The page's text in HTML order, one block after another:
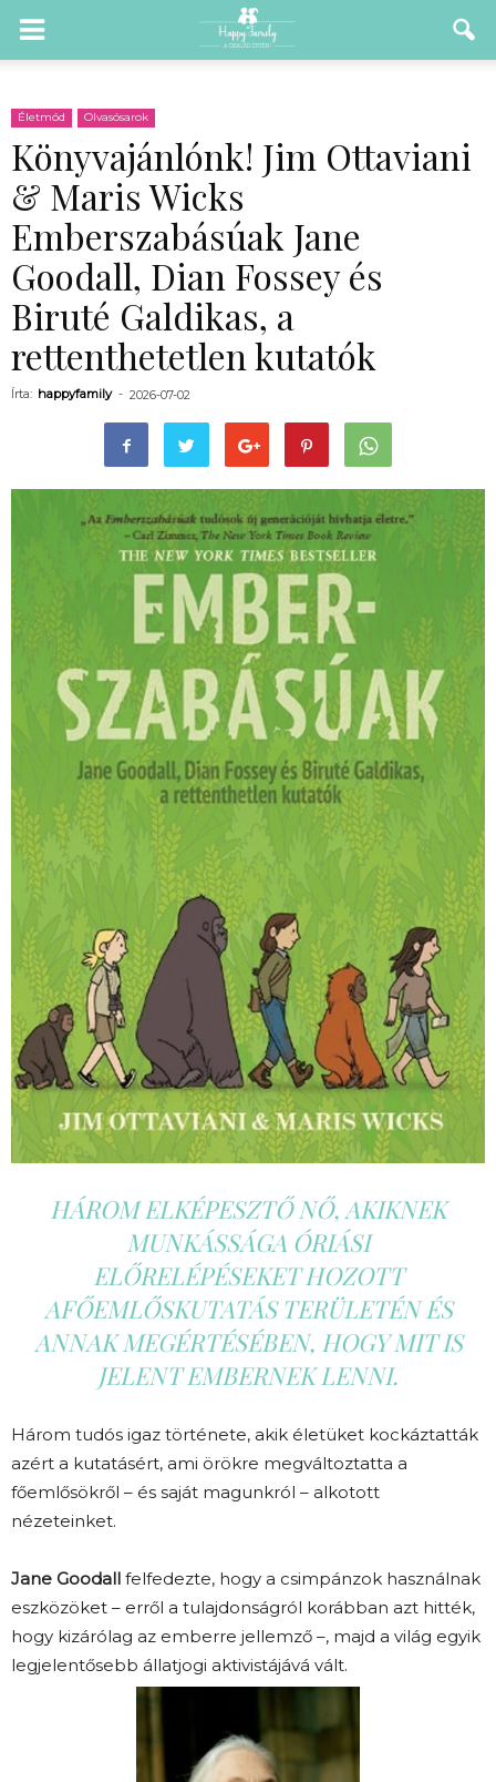
Életmód Olvasósarok
Könyvajánlónk! Jim Ottaviani
& Maris Wicks
Emberszabásúak Jane
Goodall, Dian Fossey és
Biruté Galdikas, a
rettenthetetlen kutatók
Írta: happyfamily - 2026-07-02
HÁROM ELKÉPESZTŐ NŐ, AKIKNEK
MUNKÁSSÁGA ÓRIÁSI
ELŐRELÉPÉSEKET HOZOTT
AFŐEMLŐSKUTATÁS TERÜLETÉN ÉS
ANNAK MEGÉRTÉSÉBEN, HOGY MIT IS
JELENT EMBERNEK LENNI.
Három tudós igaz története, akik életüket kockáztatták
azért a kutatásért, ami örökre megváltoztatta a
főemlősökről – és saját magunkról – alkotott
nézeteinket.
Jane Goodall felfedezte, hogy a csimpánzok használnak
eszközöket – erről a tulajdonságról korábban azt hitték,
hogy kizárólag az emberre jellemző –, majd a világ egyik
legjelentősebb állatjogi aktivistájává vált.